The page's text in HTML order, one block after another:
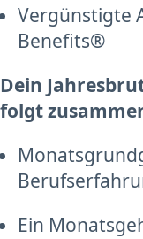
Vergünstigte
Benefits®
Dein
folgt
Ein